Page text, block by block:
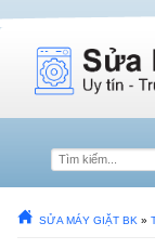
SỬA MÁY GIẶT BK »